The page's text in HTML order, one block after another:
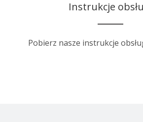
Instrukcje
Pobierz nasze instrukcje